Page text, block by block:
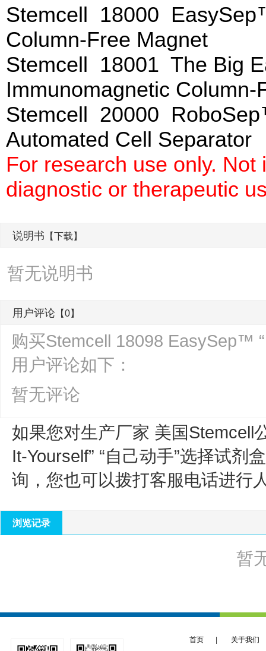
Stemcell 18000
Column-Free Magnet
Stemcell 18001 The Big
Immunomagnetic Column-
Stemcell 20000
Automated Cell Separator
For research use only.
diagnostic or therapeutic
说明书 【下载】
暂无说明书
用户评论 【0】
购买Stemcell 18098 EasySep™
用户评论如下：
暂无评论
如果您对生产厂家 美国Stemcell
It-Yourself” “自己动手”选择试剂盒
询，您也可以拨打客服电话进行
浏览记录
暂
首页 关于我们